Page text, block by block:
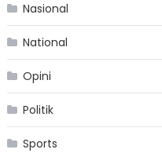
Nasional
National
Opini
Politik
Sports